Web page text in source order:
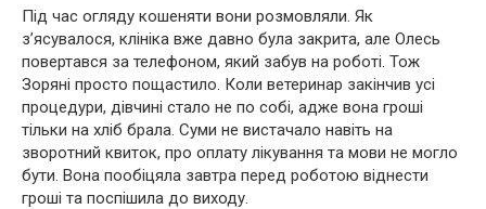
Під час огляду кошеняти вони розмовляли. Як
з’ясувалося, клініка вже давно була закрита, але Олесь
повертався за телефоном, який забув на роботі. Тож
Зоряні просто пощастило. Коли ветеринар закінчив усі
процедури, дівчині стало не по собі, адже вона гроші
тільки на хліб брала. Суми не вистачало навіть на
зворотний квиток, про оплату лікування та мови не могло
бути. Вона пообіцяла завтра перед роботою віднести
гроші та поспішила до виходу.